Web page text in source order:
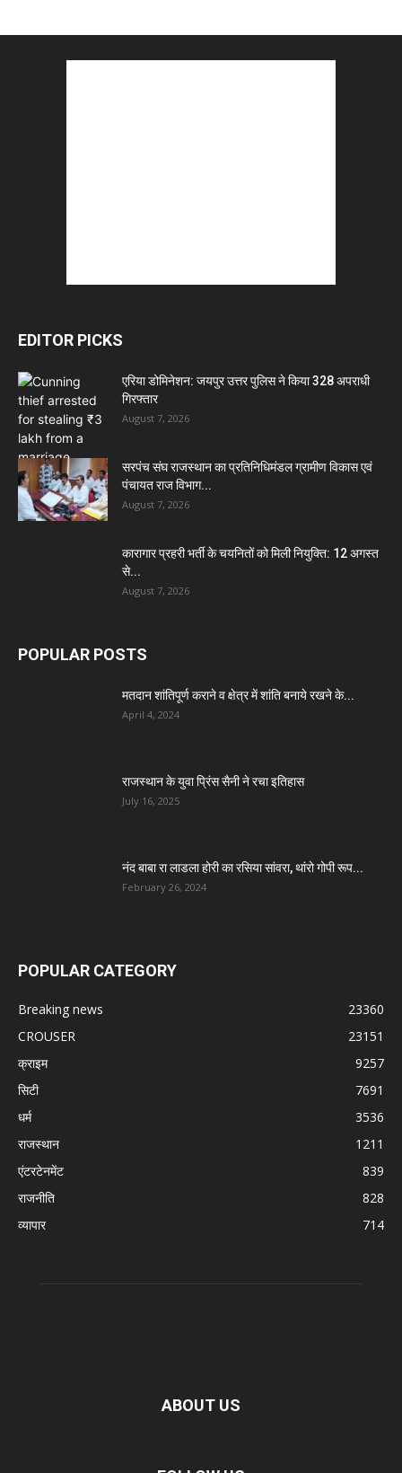
EDITOR PICKS
एरिया डोमिनेशन: जयपुर उत्तर पुलिस ने किया 328 अपराधी
गिरफ्तार
August 7, 2026
सरपंच संघ राजस्थान का प्रतिनिधिमंडल ग्रामीण विकास एवं
पंचायत राज विभाग...
August 7, 2026
कारागार प्रहरी भर्ती के चयनितों को मिली नियुक्ति: 12 अगस्त
से...
August 7, 2026
POPULAR POSTS
मतदान शांतिपूर्ण कराने व क्षेत्र में शांति बनाये रखने के...
April 4, 2024
राजस्थान के युवा प्रिंस सैनी ने रचा इतिहास
July 16, 2025
नंद बाबा रा लाडला होरी का रसिया सांवरा, थांरो गोपी रूप...
February 26, 2024
POPULAR CATEGORY
Breaking news
23360
CROUSER
23151
क्राइम
9257
सिटी
7691
धर्म
3536
राजस्थान
1211
एंटरटेनमेंट
839
राजनीति
828
व्यापार
714
ABOUT US